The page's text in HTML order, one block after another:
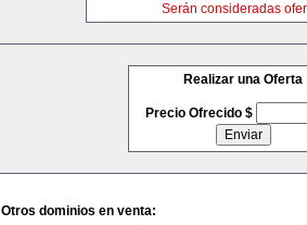
Serán consideradas
Realizar una Oferta
Precio Ofrecido $
Otros dominios en venta: